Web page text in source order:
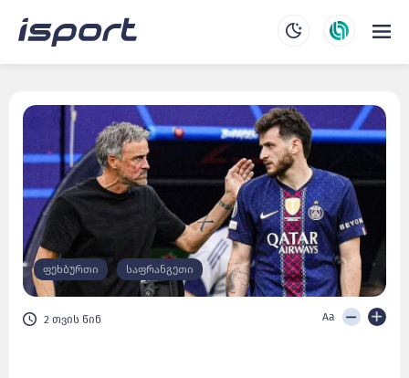
ფეხბურთი საფრანგეთი
2 თვის წინ Aa